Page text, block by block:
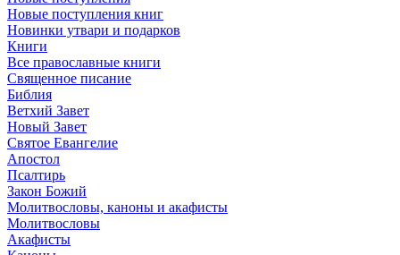
Новые поступления книг
Новинки утвари и подарков
Книги
Все православные книги
Священное писание
Библия
Ветхий Завет
Новый Завет
Святое Евангелие
Апостол
Псалтирь
Закон Божий
Молитвословы, каноны и акафисты
Молитвословы
Акафисты